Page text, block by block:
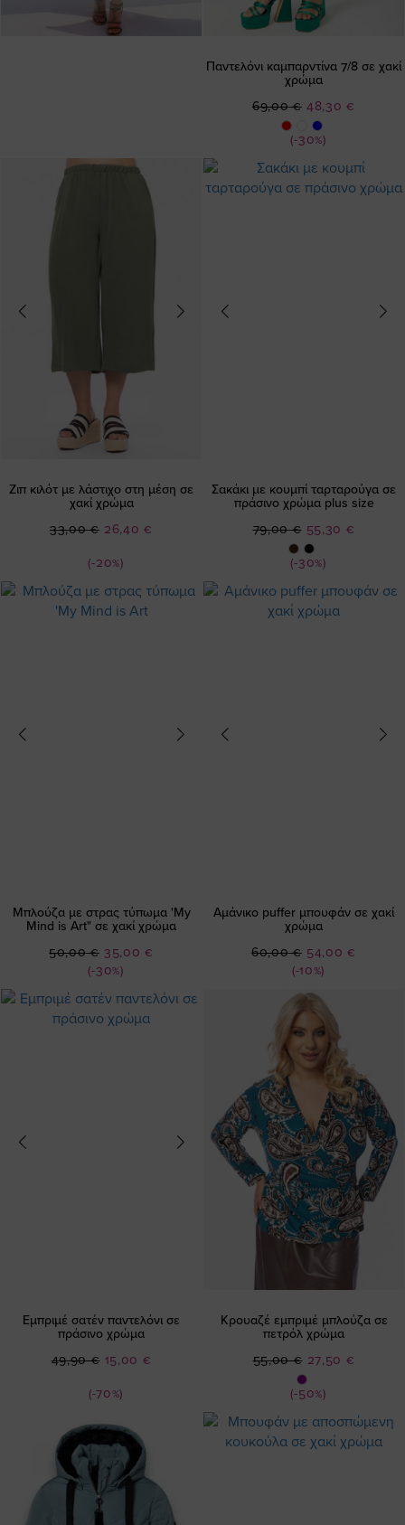
Παντελόνι καμπαρντίνα 7/8 σε χακί
χρώμα
(-30%)
Ειδική
Τιμή
48,30 €
69,00 €
Ζιπ κιλότ με λάστιχο στη μέση σε
χακί χρώμα
(-20%)
Ειδική
26,40 €
33,00 €
Σακάκι με κουμπί ταρταρούγα σε
πράσινο χρώμα plus size
(-30%)
Ειδική
Τιμή
55,30 €
79,00 €
Μπλούζα με στρας τύπωμα 'My
Mind is Art" σε χακί χρώμα
(-30%)
Ειδική
Τιμή
35,00 €
50,00 €
Αμάνικο puffer μπουφάν σε χακί
χρώμα
(-10%)
Ειδική
Τιμή
54,00 €
60,00 €
Εμπριμέ σατέν παντελόνι σε
πράσινο χρώμα
(-70%)
Ειδική
15,00 €
49,90 €
Κρουαζέ εμπριμέ μπλούζα σε
πετρόλ χρώμα
(-50%)
Ειδική
Τιμή
27,50 €
55,00 €